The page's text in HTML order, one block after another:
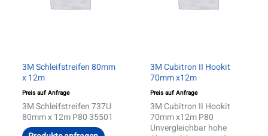
3M Schleifstreifen 80mm
x 12m
Preis auf Anfrage
3M Schleifstreifen 737U
80mm x 12m P80 35501
3M Cubitron II Hookit
70mm x12m
Preis auf Anfrage
3M Cubitron II Hookit
70mm x12m P80
Unvergleichbar hohe